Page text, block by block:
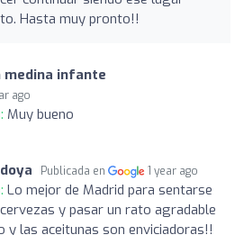
Hasta muy pronto!!
medina infante
ago
Muy bueno
Publicada en 1 year ago
Lo mejor de Madrid para sentarse
y pasar un rato agradable
y las aceitunas son enviciadoras!!